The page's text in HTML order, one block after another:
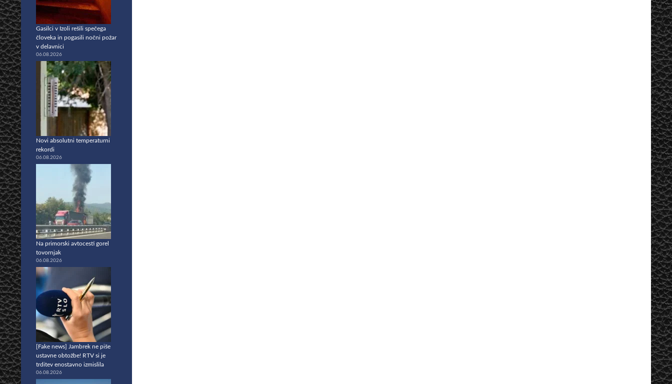
Gasilci v Izoli rešili spečega
človeka in pogasili nočni požar
v delavnici
06.08.2026
Novi absolutni temperaturni
rekordi
06.08.2026
Na primorski avtocesti gorel
tovornjak
06.08.2026
[Fake news] Jambrek ne piše
ustavne obtožbe! RTV si je
trditev enostavno izmislila
06.08.2026